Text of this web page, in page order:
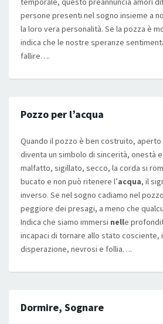
persone presenti nel sogno insieme a
la loro vera personalità. Se la pozza è
indica che le nostre speranze
fallire….
Pozzo per l’acqua
Quando il pozzo è ben costruito, aperto
diventa un simbolo di sincerità, onestà
malfatto, sigillato, secco, la corda si
bucato e non può ritenere l’acqua, il
inverso. Se nel sogno cadiamo nel
peggiore dei presagi, a meno che
Indica che siamo immersi nelle
incapaci di tornare allo stato cosciente,
disperazione, nevrosi e follia….
Dormire, Sognare